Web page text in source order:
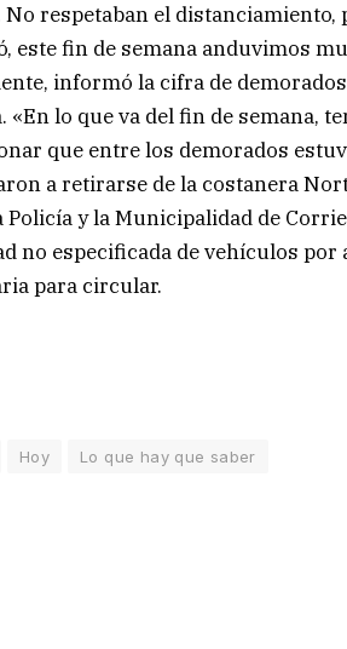
respetaban el
este fin de semana anduvimos
informó la cifra de
«En lo que va del fin de semana,
que entre los demorados
a retirarse de la costanera
Policía y la Municipalidad de
no especificada de vehículos
para circular.
Hoy Lo que hay que saber